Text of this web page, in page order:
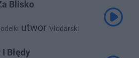
Blisko
utwor Vłodarski
Błędy